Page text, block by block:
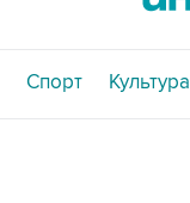
Спорт Культура